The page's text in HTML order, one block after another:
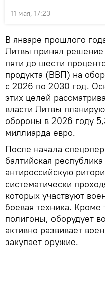
11 мая, 17:23
В январе прошлого
Литвы принял
пяти до шести
продукта (ВВП) на
с 2026 по 2030 год.
этих целей
власти Литвы
обороны в 2026 году
миллиарда евро.
После начала
балтийская
антироссийскую
систематически
которых участвуют
боевая техника.
полигоны, оборудует
активно развивает
закупает оружие.